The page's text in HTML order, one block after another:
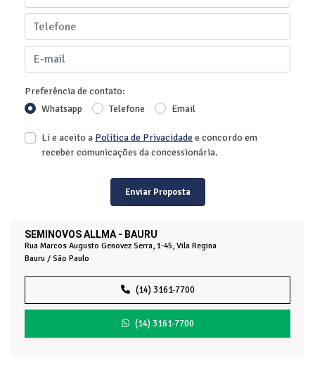
SEMINOVOS ALLMA - BAURU
Rua Marcos Augusto Genovez Serra, 1-45, Vila Regina
Bauru / São Paulo
(14) 3161-7700
(14) 3161-7700
Preferência de contato:
Whatsapp
Telefone Email
Li e aceito a Política de Privacidadee concordo em
receber comunicações da concessionária.
Enviar Proposta